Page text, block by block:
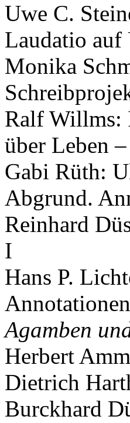
Uwe C.
Laudatio auf
Monika
Ralf Willms:
über Leben
Gabi Rüth:
Abgrund.
Reinhard
I
Hans P.
Agamben
Herbert
Dietrich
Burckhard